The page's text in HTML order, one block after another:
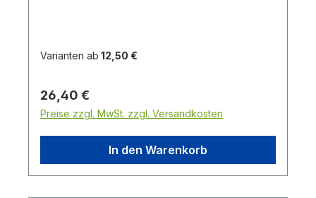
Fachbodenset besteht aus je zwei
Panelen und Aushängesicherungen. Es ist
in folgenden Varianten lieferbar: Längen:
900 / 1050 / 1200 / 1500 mm Tiefen: 320 /
400 / 500 / 600 / 800 mm Sondermaße
bitte separat anfragen. Die Panele haben
Teilungen von 450 / 600 / 900 mm Breite
Varianten ab 12,50 €
Regulärer Preis:
26,40 €
Preise zzgl. MwSt. zzgl. Versandkosten
In den Warenkorb